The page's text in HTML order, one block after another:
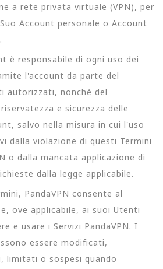
a rete privata virtuale (VPN), per
Account personale o Account
è responsabile di ogni uso dei
l'account da parte del
autorizzati, nonché del
e sicurezza delle
salvo nella misura in cui l'uso
dalla violazione di questi Termini
o dalla mancata applicazione di
dalla legge applicabile.
PandaVPN consente al
ove applicabile, ai suoi Utenti
e usare i Servizi PandaVPN. I
essere modificati,
limitati o sospesi quando